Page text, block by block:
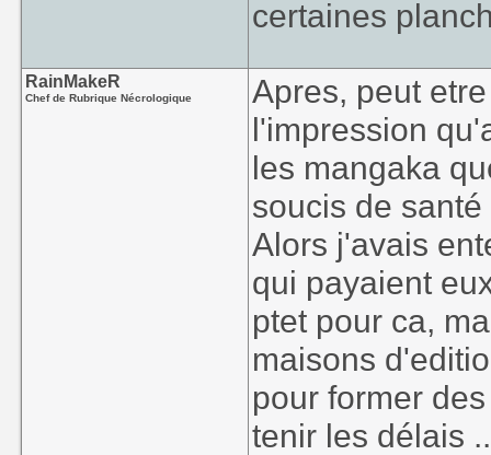
certaines
RainMakeR
Chef de Rubrique Nécrologique
Apres, peut
l'impression
les mangaka
soucis de
Alors j'avais
qui payaient
ptet pour ca,
maisons
pour former
tenir les délais